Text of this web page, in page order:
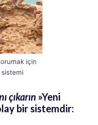
için
çıkarın »Yeni
bir sistemdir: